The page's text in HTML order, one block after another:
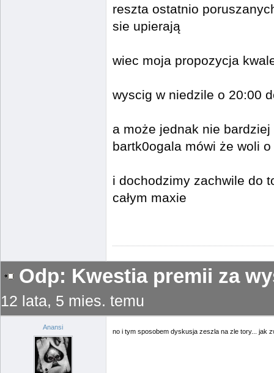
reszta ostatnio
sie upierają
wiec moja propozycja
wyscig w niedzile o 20:00
a może jednak nie
bartk0ogala mówi że woli
i dochodzimy zachwile do
całym maxie
Odp: Kwestia premii za
12 lata, 5 mies. temu
Anansi
no i tym sposobem dyskusja zeszla na zle tory... jak